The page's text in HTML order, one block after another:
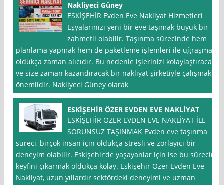
Nakliyeci Güney
ESKİŞEHİR Evden Eve Nakliyat Hizmetleri
Eşyalarınızı yeni bir eve taşımak büyük bir
zahmetli olabilir. Taşınma sürecinde hem
planlama yapmak hem de paketleme işlemleri ile uğraşmak
oldukça zaman alıcıdır. Bu nedenle işlerinizi kolaylaştıracak
ve size zaman kazandıracak bir nakliyat şirketiyle çalışmak
önemlidir. Nakliyeci Güney olarak
ESKİŞEHİR ÖZER EVDEN EVE NAKLİYAT
ESKİŞEHİR ÖZER EVDEN EVE NAKLİYAT İLE
SORUNSUZ TAŞINMAK Evden eve taşınma
süreci, birçok insan için oldukça stresli ve zorlayıcı bir
deneyim olabilir. Eskişehir‘de yaşayanlar için ise bu sürecin
keyfini çıkarmak oldukça kolay. Eskişehir Özer Evden Eve
Nakliyat, uzun yıllardır sektördeki deneyimi ve uzman